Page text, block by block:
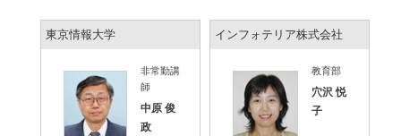
東京情報大学
非常勤講
師
中原 俊
政
インフォテリア株式会社
教育部
穴沢 悦
子